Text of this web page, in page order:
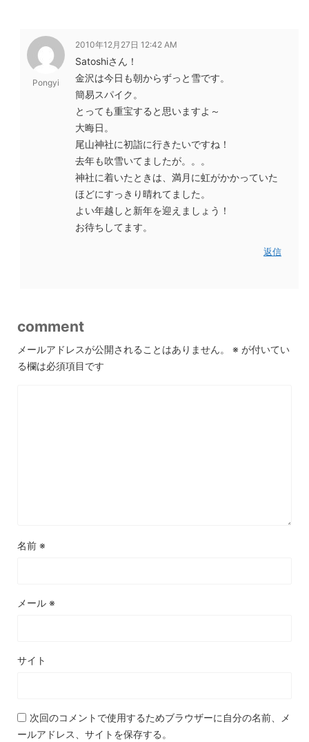
Pongyi
2010年12月27日 12:42 AM
Satoshiさん！
金沢は今日も朝からずっと雪です。
簡易スパイク。
とっても重宝すると思いますよ～
大晦日。
尾山神社に初詣に行きたいですね！
去年も吹雪いてましたが。。。
神社に着いたときは、満月に虹がかかっていた
ほどにすっきり晴れてました。
よい年越しと新年を迎えましょう！
お待ちしてます。
返信
comment
メールアドレスが公開されることはありません。 ※ が付いてい
る欄は必須項目です
名前 ※
メール ※
サイト
次回のコメントで使用するためブラウザーに自分の名前、メ
ールアドレス、サイトを保存する。